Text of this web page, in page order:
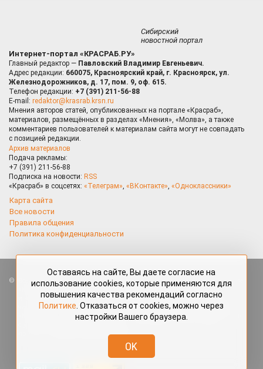
Сибирский
новостной портал
Интернет-портал «КРАСРАБ.РУ»
Главный редактор — Павловский Владимир Евгеньевич.
Адрес редакции: 660075, Красноярский край, г. Красноярск, ул.
Железнодорожников, д. 17, пом. 9, оф. 615.
Телефон редакции: +7 (391) 211-56-88
E-mail: redaktor@krasrab.krsn.ru
Мнения авторов статей, опубликованных на портале «Красраб»,
материалов, размещённых в разделах «Мнения», «Молва», а также
комментариев пользователей к материалам сайта могут не совпадать
с позицией редакции.
Архив материалов
Подача рекламы:
+7 (391) 211-56-88
Подписка на новости: RSS
«Красраб» в соцсетях: «Телеграм», «ВКонтакте», «Одноклассники»
Карта сайта
Все новости
Правила общения
Политика конфиденциальности
Все права защищены. Любые материалы, размещённые на портале
«Красраб.ру» сотрудниками редакции, нештатными авторами
и читателями, являются объектами авторского права. Полное или
частичное использование материалов, размещённых на портале
«Красраб.ру», допускается только с письменного согласия редакции
redaktor@krasrab.krsn.ru.
Оставаясь на сайте, Вы даете согласие на
использование cookies, которые применяются для
повышения качества рекомендаций согласно
Политике . Отказаться от cookies, можно через
настройки Вашего браузера.
OK